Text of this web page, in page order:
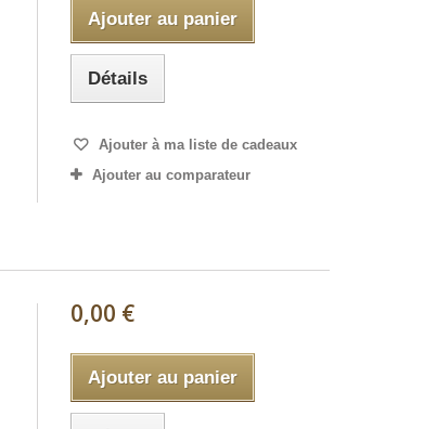
Ajouter au panier
Détails
Ajouter à ma liste de cadeaux
Ajouter au comparateur
0,00 €
Ajouter au panier